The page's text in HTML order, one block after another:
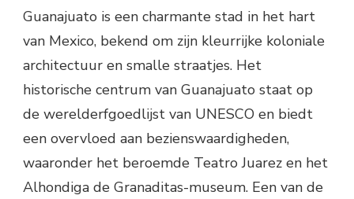
Guanajuato is een charmante stad in het hart
van Mexico, bekend om zijn kleurrijke koloniale
architectuur en smalle straatjes. Het
historische centrum van Guanajuato staat op
de werelderfgoedlijst van UNESCO en biedt
een overvloed aan bezienswaardigheden,
waaronder het beroemde Teatro Juarez en het
Alhondiga de Granaditas-museum. Een van de